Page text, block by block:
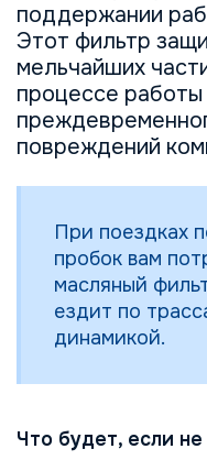
поддержании
Этот фильтр
мельчайших
процессе
повреждений
При поездках
пробок вам
масляный
ездит по
динамикой.
Что будет, если